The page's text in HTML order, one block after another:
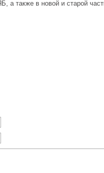
а также в новой и старой